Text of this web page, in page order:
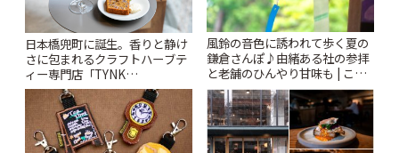
日本橋兜町に誕生。香りと静け
さに包まれるクラフトハーブテ
ィー専門店「TYNK
Kabutocho」 | ことりっぷ
風鈴の音色に誘われて歩く夏の
鎌倉さんぽ♪由緒ある社の参拝
と老舗のひんやり甘味も | こと
りっぷ